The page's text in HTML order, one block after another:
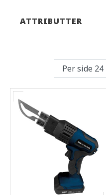
ATTRIBUTTER